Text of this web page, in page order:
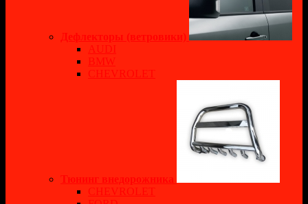
Дефлекторы (ветровики)
AUDI
BMW
CHEVROLET
Тюнинг внедорожника
CHEVROLET